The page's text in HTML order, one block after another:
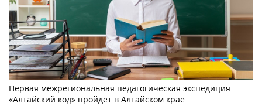
Первая межрегиональная педагогическая экспедиция
«Алтайский код» пройдет в Алтайском крае